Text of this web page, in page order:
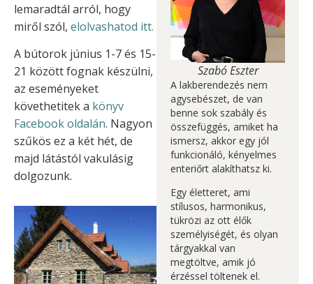
lemaradtál arról, hogy
miről szól, elolvashatod itt.
A bútorok június 1-7 és 15-
21 között fognak készülni,
az eseményeket
követhetitek a könyv
Facebook oldalán. Nagyon
szűkös ez a két hét, de
majd látástól vakulásig
dolgozunk.
Szabó Eszter
A lakberendezés nem
agysebészet, de van
benne sok szabály és
összefüggés, amiket ha
ismersz, akkor egy jól
funkcionáló, kényelmes
enteriőrt alakíthatsz ki.
Egy életteret, ami
stílusos, harmonikus,
tükrözi az ott élők
személyiségét, és olyan
tárgyakkal van
megtöltve, amik jó
érzéssel töltenek el.